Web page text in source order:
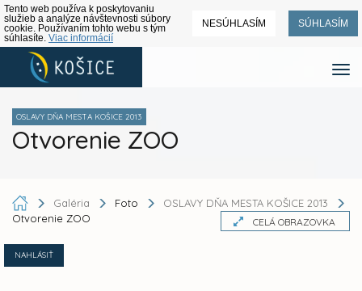
Tento web používa k poskytovaniu
služieb a analýze návštevnosti súbory
cookie. Používaním tohto webu s tým
súhlasíte. Viac informácií
NESÚHLASÍM SÚHLASÍM
OSLAVY DŇA MESTA KOŠICE 2013
Otvorenie ZOO
Galéria Foto
OSLAVY DŇA MESTA KOŠICE 2013
Otvorenie ZOO
CELÁ OBRAZOVKA
NAHLÁSIŤ